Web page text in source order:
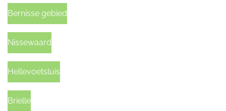
Bernisse gebied
Nissewaard
Hellevoetsluis
Brielle